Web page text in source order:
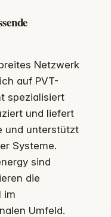
Netzwerk
auf PVT-
spezialisiert
und liefert
und unterstützt
Systeme.
sind
die
im
Umfeld.